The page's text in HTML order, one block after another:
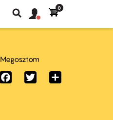
Keresés
fiók
Felhasználói
0
Megosztom
FacebookTwitter